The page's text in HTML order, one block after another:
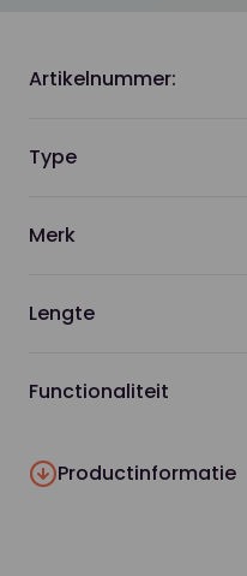
Artikelnummer:
Type
Merk
Lengte
Functionaliteit
Productinformatie